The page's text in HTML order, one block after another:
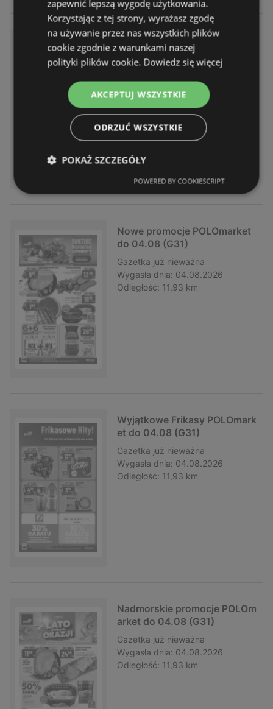
SuperHity POLOmarkt do sob
oty 08.08 (G32)
już nieważna
Wygasła dnia: 08.08.2026
Odległość: 11,93 km
Nowe promocje POLOmarket
do 04.08 (G31)
Gazetka już nieważna
Wygasła dnia: 04.08.2026
Odległość: 11,93 km
Wyjątkowe Frikasy POLOmark
et do 04.08 (G31)
Gazetka już nieważna
Wygasła dnia: 04.08.2026
Odległość: 11,93 km
Nadmorskie promocje POLOm
arket do 04.08 (G31)
Gazetka już nieważna
Wygasła dnia: 04.08.2026
Odległość: 11,93 km
zapewnić lepszą wygodę użytkowania.
Korzystając z tej strony, wyrażasz zgodę
na używanie przez nas wszystkich plików
cookie zgodnie z warunkami naszej
polityki plików cookie. Dowiedz się więcej
AKCEPTUJ WSZYSTKIE
ODRZUĆ WSZYSTKIE
POKAŻ SZCZEGÓŁY
POWERED BY COOKIESCRIPT